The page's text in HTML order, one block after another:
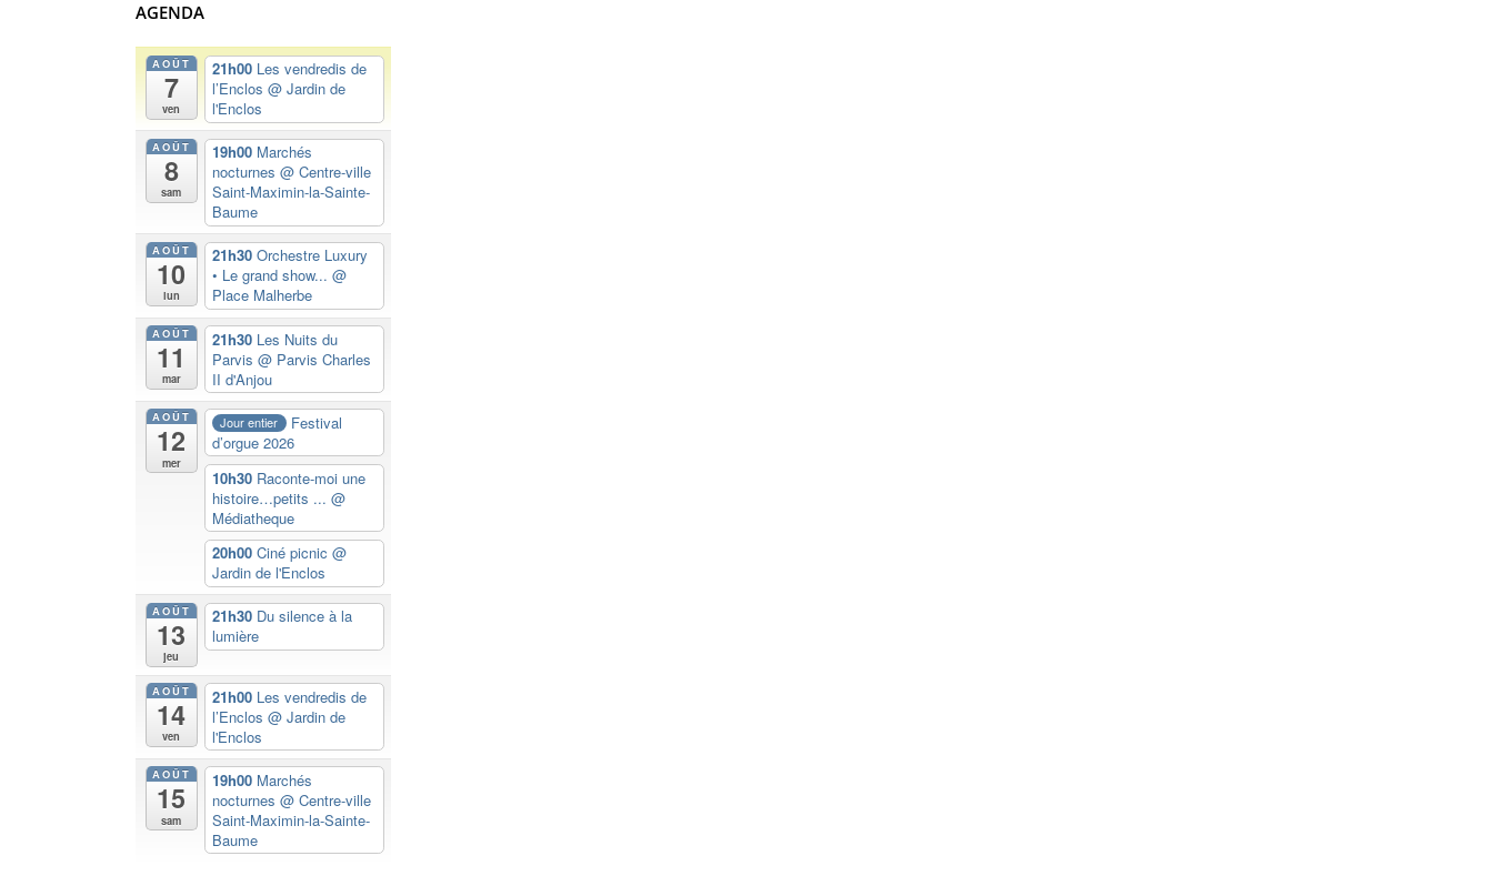
AGENDA
AOÛT
7
ven
21h00 Les vendredis de
l’Enclos @ Jardin de
l'Enclos
AOÛT
8
sam
19h00 Marchés
nocturnes @ Centre-ville
Saint-Maximin-la-Sainte-
Baume
AOÛT
10
lun
21h30 Orchestre Luxury
• Le grand show... @
Place Malherbe
AOÛT
11
mar
21h30 Les Nuits du
Parvis @ Parvis Charles
II d'Anjou
AOÛT
12
mer
Jour entier
Festival
d’orgue 2026
10h30 Raconte-moi une
histoire…petits ... @
Médiatheque
20h00 Ciné picnic @
Jardin de l'Enclos
AOÛT
13
jeu
21h30 Du silence à la
lumière
AOÛT
14
ven
21h00 Les vendredis de
l’Enclos @ Jardin de
l'Enclos
AOÛT
15
sam
19h00 Marchés
nocturnes @ Centre-ville
Saint-Maximin-la-Sainte-
Baume